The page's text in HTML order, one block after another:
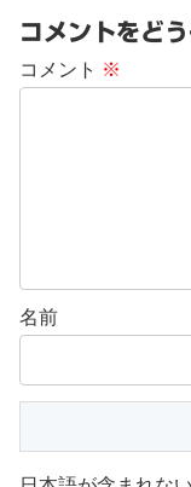
コメントをど
コメント ※
名前